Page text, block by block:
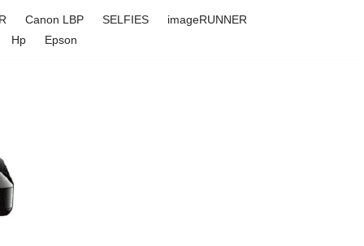
Canon LBP SELFIES
imageRUNNER
Hp
Epson